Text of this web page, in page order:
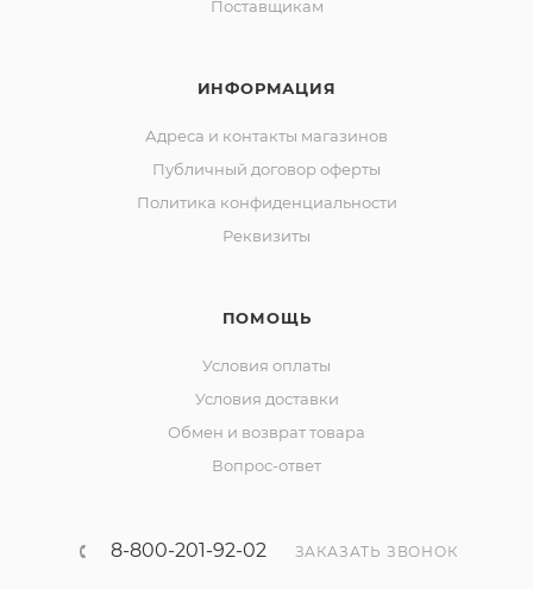
Поставщикам
ИНФОРМАЦИЯ
Адреса и контакты магазинов
Публичный договор оферты
Политика конфиденциальности
Реквизиты
ПОМОЩЬ
Условия оплаты
Условия доставки
Обмен и возврат товара
Вопрос-ответ
8-800-201-92-02 ЗАКАЗАТЬ ЗВОНОК